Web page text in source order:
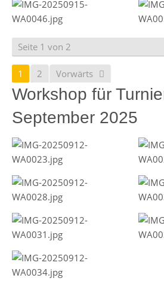
Seite 1 von 2
1 2 Vorwärts
Workshop für
September 2025